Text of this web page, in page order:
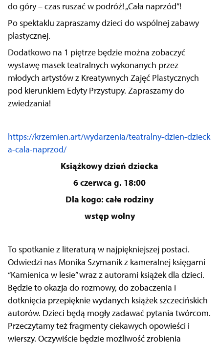
do góry – czas ruszać w podróż! „Cała naprzód”!
Po spektaklu zapraszamy dzieci do wspólnej zabawy
plastycznej.
Dodatkowo na 1 piętrze będzie można zobaczyć
wystawę masek teatralnych wykonanych przez
młodych artystów z Kreatywnych Zajęć Plastycznych
pod kierunkiem Edyty Przystupy. Zapraszamy do
zwiedzania!
https://krzemien.art/wydarzenia/teatralny-dzien-dzieck
a-cala-naprzod/
Książkowy dzień dziecka
6 czerwca g. 18:00
Dla kogo: całe rodziny
wstęp wolny
To spotkanie z literaturą w najpiękniejszej postaci.
Odwiedzi nas Monika Szymanik z kameralnej księgarni
“Kamienica w lesie” wraz z autorami książek dla dzieci.
Będzie to okazja do rozmowy, do zobaczenia i
dotknięcia przepięknie wydanych książek szczecińskich
autorów. Dzieci będą mogły zadawać pytania twórcom.
Przeczytamy też fragmenty ciekawych opowieści i
wierszy. Oczywiście będzie możliwość zrobienia